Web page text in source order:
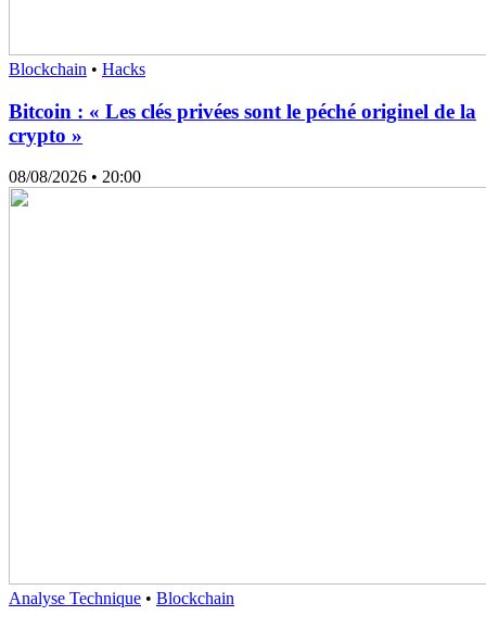
Blockchain • Hacks
Bitcoin : « Les clés privées sont le péché originel de la
crypto »
08/08/2026 • 20:00
Analyse Technique • Blockchain